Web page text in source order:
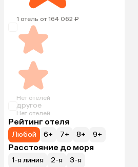
1 отель от 164 062 ₽
Нет отелей
другое
Нет отелей
Рейтинг отеля
Любой 6+ 7+ 8+ 9+
Расстояние до моря
1-я линия 2-я 3-я